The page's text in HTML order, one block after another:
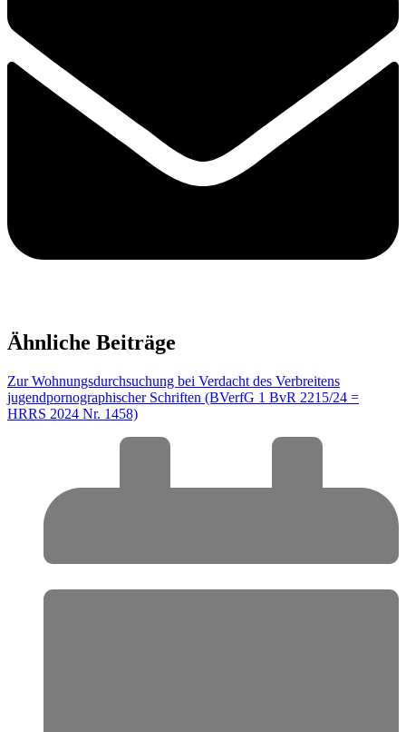
Ähnliche Beiträge
Zur Wohnungsdurchsuchung bei Verdacht des Verbreitens
jugendpornographischer Schriften (BVerfG 1 BvR 2215/24 =
HRRS 2024 Nr. 1458)